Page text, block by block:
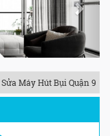
Sửa Máy Hút Bụi Quận 9